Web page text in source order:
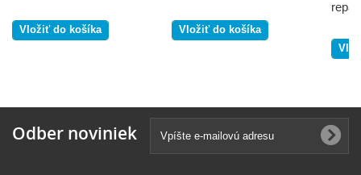
Vložiť do košíka Vložiť do košíka
Odber noviniek